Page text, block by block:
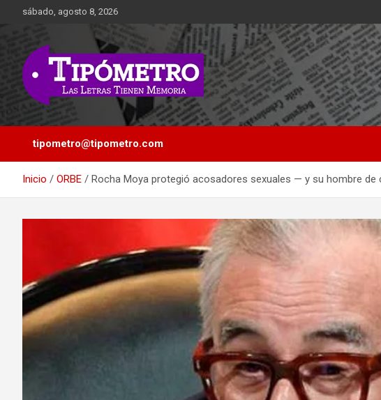
sábado, agosto 8, 2026
Tipometro
Las Letras Tienen Memoria
tipometro@tipometro.com
Inicio ORBE Rocha Moya protegió acosadores sexuales — y su hombre